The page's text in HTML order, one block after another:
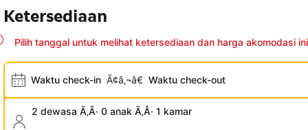
Ketersediaan
Pilih tanggal untuk melihat ketersediaan dan harga akomodasi ini
Waktu check-in Ã¢â‚¬â€ Waktu check-out
2 dewasa Ã‚Â· 0 anak Ã‚Â· 1 kamar